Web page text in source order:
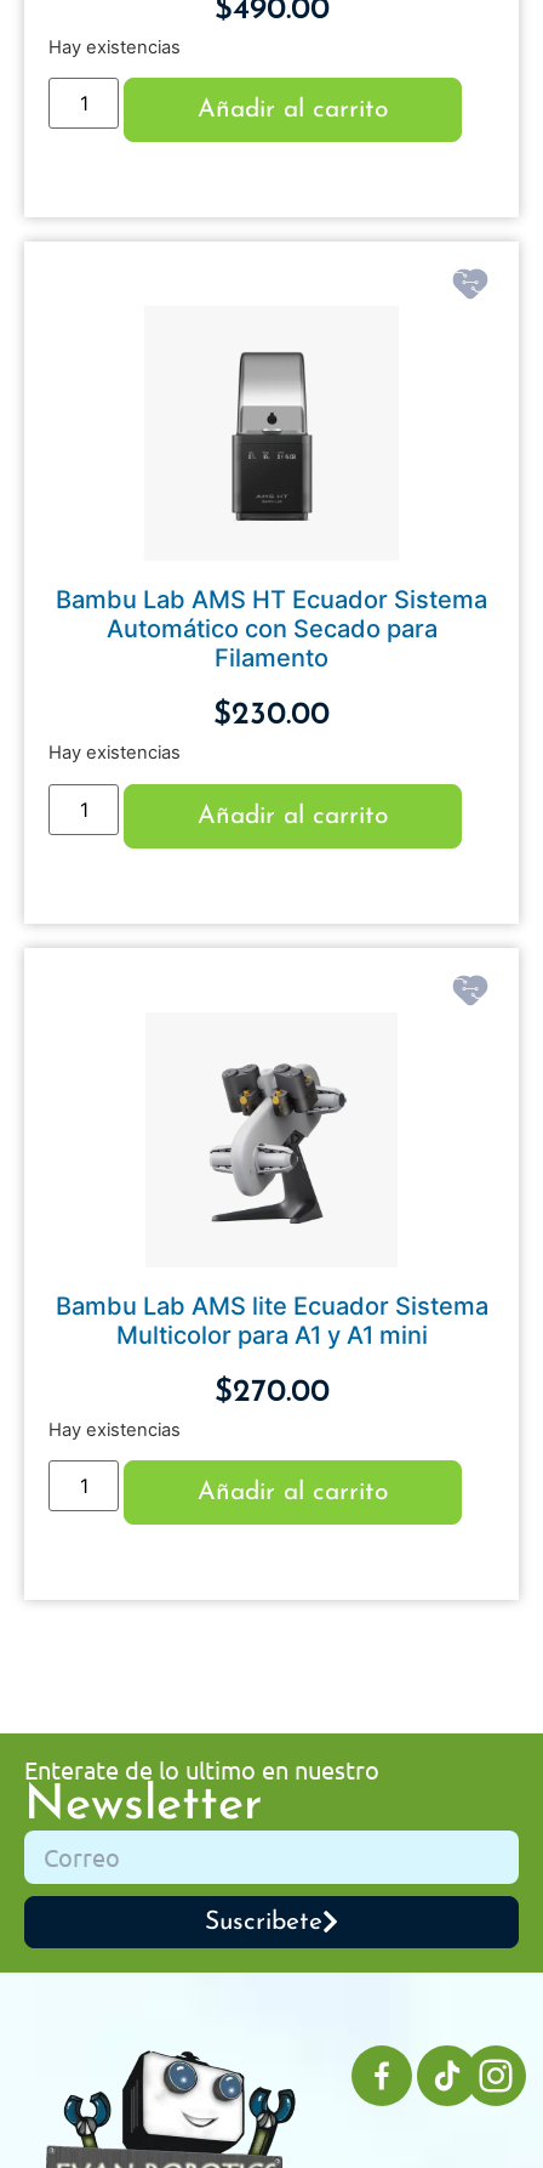
$490.00
Hay existencias
Añadir al carrito
Bambu Lab AMS HT Ecuador Sistema
Automático con Secado para
Filamento
$230.00
Hay existencias
Añadir al carrito
Bambu Lab AMS lite Ecuador Sistema
Multicolor para A1 y A1 mini
$270.00
Hay existencias
Añadir al carrito
Enterate de lo ultimo en nuestro
Newsletter
Suscribete